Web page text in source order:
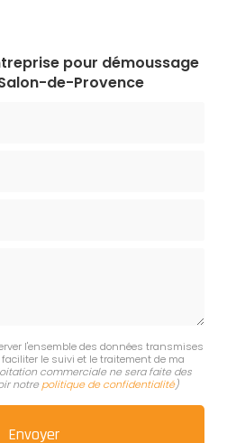
pour démoussage
de-Provence
l'ensemble des données transmises
le suivi et le traitement de ma
commerciale ne sera faite des
notre politique de confidentialité)